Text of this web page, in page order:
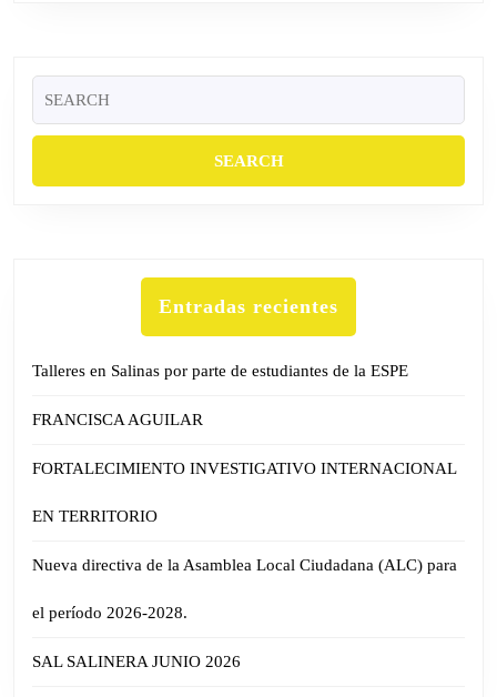
for:
Entradas recientes
Talleres en Salinas por parte de estudiantes de la ESPE
FRANCISCA AGUILAR
FORTALECIMIENTO INVESTIGATIVO INTERNACIONAL
EN TERRITORIO
Nueva directiva de la Asamblea Local Ciudadana (ALC) para
el período 2026-2028.
SAL SALINERA JUNIO 2026